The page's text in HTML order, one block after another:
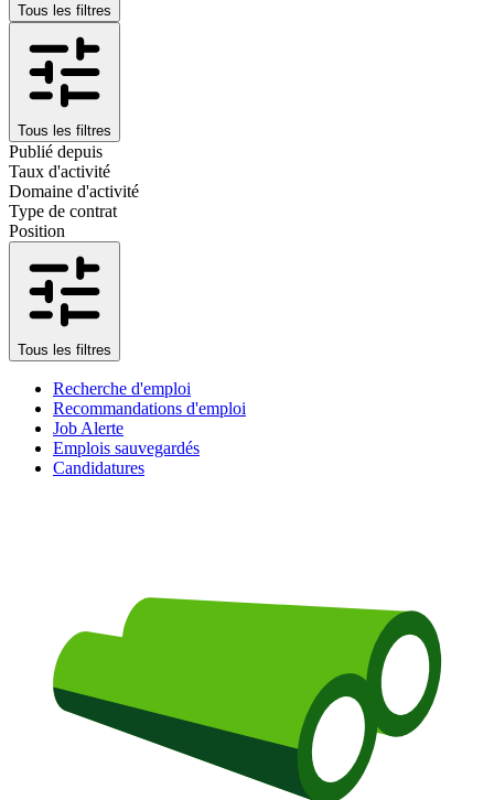
Tous les filtres
Tous les filtres
Publié depuis
Taux d'activité
Domaine d'activité
Type de contrat
Position
Tous les filtres
Recherche d'emploi
Recommandations d'emploi
Job Alerte
Emplois sauvegardés
Candidatures